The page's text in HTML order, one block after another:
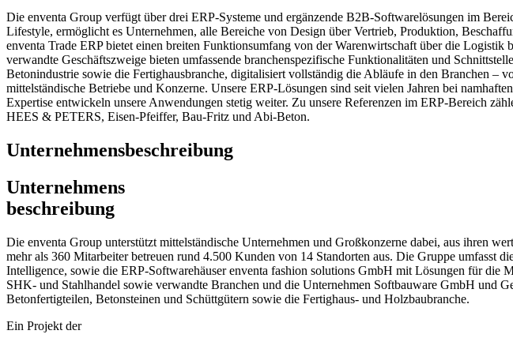
Die enventa Group verfügt über drei ERP-Systeme und ergänzende B2B-Softwarelösungen im
Lifestyle, ermöglicht es Unternehmen, alle Bereiche von Design über Vertrieb, Produktion,
enventa Trade ERP bietet einen breiten Funktionsumfang von der Warenwirtschaft über die
verwandte Geschäftszweige bieten umfassende branchenspezifische Funktionalitäten und
Betonindustrie sowie die Fertighausbranche, digitalisiert vollständig die Abläufe in den Branchen
mittelständische Betriebe und Konzerne. Unsere ERP-Lösungen sind seit vielen Jahren bei
Expertise entwickeln unsere Anwendungen stetig weiter. Zu unsere Referenzen im ERP-Bereich
HEES & PETERS, Eisen-Pfeiffer, Bau-Fritz und Abi-Beton.
Unternehmensbeschreibung
Unternehmens
beschreibung
Die enventa Group unterstützt mittelständische Unternehmen und Großkonzerne dabei, aus ihren
mehr als 360 Mitarbeiter betreuen rund 4.500 Kunden von 14 Standorten aus. Die Gruppe umfasst
Intelligence, sowie die ERP-Softwarehäuser enventa fashion solutions GmbH mit Lösungen für die
SHK- und Stahlhandel sowie verwandte Branchen und die Unternehmen Softbauware GmbH und
Betonfertigteilen, Betonsteinen und Schüttgütern sowie die Fertighaus- und Holzbaubranche.
Ein Projekt der